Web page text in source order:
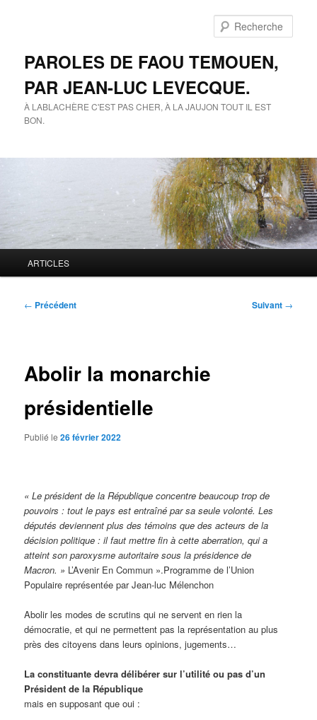
PAROLES DE FAOU TEMOUEN,
PAR JEAN-LUC LEVECQUE.
À LABLACHÈRE C'EST PAS CHER, À LA JAUJON TOUT IL EST
BON.
principal
ARTICLES
Navigation
← Précédent Suivant →
Abolir la monarchie
présidentielle
Publié le26 février 2022
« Le président de la République concentre beaucoup trop de
pouvoirs : tout le pays est entraîné par sa seule volonté. Les
députés deviennent plus des témoins que des acteurs de la
décision politique : il faut mettre fin à cette aberration, qui a
atteint son paroxysme autoritaire sous la présidence de
Macron. » L’Avenir En Commun ».Programme de l’Union
Populaire représentée par Jean-luc Mélenchon
Abolir les modes de scrutins qui ne servent en rien la
démocratie, et qui ne permettent pas la représentation au plus
près des citoyens dans leurs opinions, jugements…
La constituante devra délibérer sur l’utilité ou pas d’un
Président de la République
mais en supposant que oui :